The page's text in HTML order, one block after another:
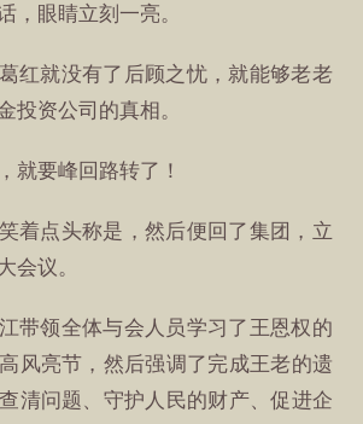
，眼睛立刻一亮。
红就没有了后顾之忧，就能够老老
投资公司的真相。
就要峰回路转了！
着点头称是，然后便回了集团，立
会议。
带领全体与会人员学习了王恩权的
风亮节，然后强调了完成王老的遗
清问题、守护人民的财产、促进企